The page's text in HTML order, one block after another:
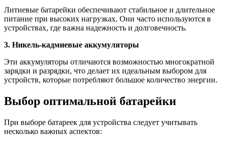
Литиевые батарейки обеспечивают стабильное и длительное
питание при высоких нагрузках. Они часто используются в
устройствах, где важна надежность и долговечность.
3. Никель-кадмиевые аккумуляторы
Эти аккумуляторы отличаются возможностью многократной
зарядки и разрядки, что делает их идеальным выбором для
устройств, которые потребляют большое количество энергии.
Выбор оптимальной батарейки
При выборе батареек для устройства следует учитывать
несколько важных аспектов: